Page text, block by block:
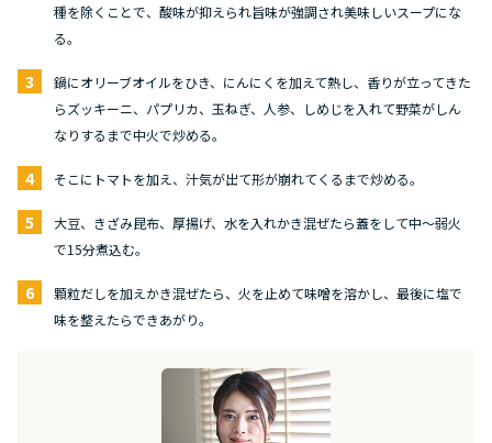
種を除くことで、酸味が抑えられ旨味が強調され美味しいスープにな
る。
3
鍋にオリーブオイルをひき、にんにくを加えて熱し、香りが立ってきた
らズッキーニ、パプリカ、玉ねぎ、人参、しめじを入れて野菜がしん
なりするまで中火で炒める。
4 そこにトマトを加え、汁気が出て形が崩れてくるまで炒める。
5
大豆、きざみ昆布、厚揚げ、水を入れかき混ぜたら蓋をして中〜弱火
で15分煮込む。
6
顆粒だしを加えかき混ぜたら、火を止めて味噌を溶かし、最後に塩で
味を整えたらできあがり。